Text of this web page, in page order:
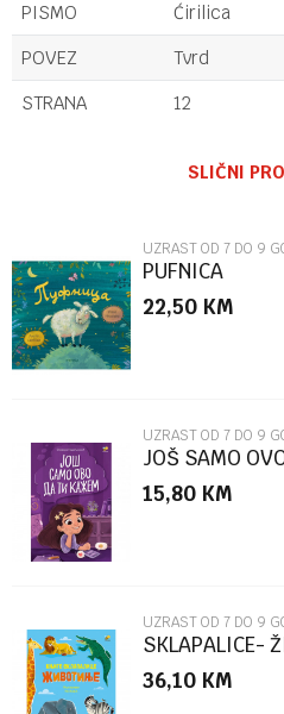
PISMO
Ćirilica
POVEZ
Tvrd
STRANA
12
Poruka
POŠALJI
SLIČNI
UZRAST OD 7 DO 9
PUFNICA
22,50 KM
UZRAST OD 7 DO 9
JOŠ SAMO
15,80 KM
UZRAST OD 7 DO 9
SKLAPALICE-
36,10 KM